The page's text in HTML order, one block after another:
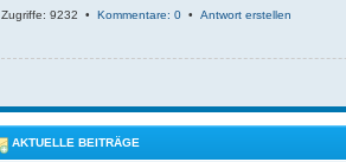
Zugriffe: 9232 • Kommentare: 0 • Antwort erstellen
AKTUELLE BEITRÄGE